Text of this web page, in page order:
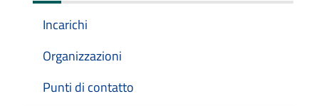
Incarichi
Organizzazioni
Punti di contatto